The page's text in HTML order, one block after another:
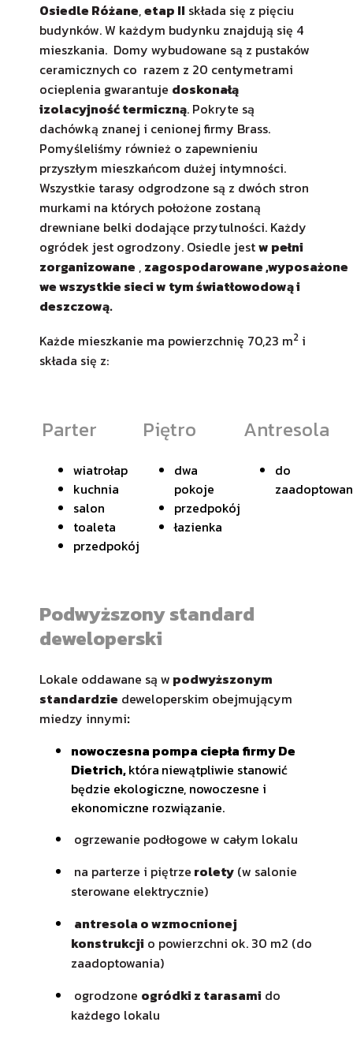
Osiedle Różane,etap II składa się z pięciu
budynków. W każdym budynku znajdują się 4
mieszkania. Domy wybudowane są z pustaków
ceramicznych co razem z 20 centymetrami
ocieplenia gwarantuje doskonałą
izolacyjność termiczną. Pokryte są
dachówką znanej i cenionej firmy Brass.
Pomyśleliśmy również o zapewnieniu
przyszłym mieszkańcom dużej intymności.
Wszystkie tarasy odgrodzone są z dwóch stron
murkami na których położone zostaną
drewniane belki dodające przytulności. Każdy
ogródek jest ogrodzony. Osiedle jestw pełni
zorganizowane , zagospodarowane ,wyposażone
we wszystkie sieci w tym światłowodową i
deszczową.
Każde mieszkanie ma powierzchnię 70,23 m2 i
składa się z:
Parter
wiatrołap
kuchnia
salon
toaleta
przedpokój
Piętro
dwa
pokoje
przedpokój
łazienka
Antresola
do
Podwyższony standard
deweloperski
Lokale oddawane są w podwyższonym
standardzie deweloperskim obejmującym
miedzy innymi:
nowoczesna pompa ciepła firmy De
Dietrich,która niewątpliwie stanowić
będzie ekologiczne, nowoczesne i
ekonomiczne rozwiązanie.
ogrzewanie podłogowe w całym lokalu
na parterze i piętrze rolety (w salonie
sterowane elektrycznie)
antresola o wzmocnionej
konstrukcji o powierzchni ok. 30 m2 (do
zaadoptowania)
ogrodzone ogródki z tarasami do
każdego lokalu